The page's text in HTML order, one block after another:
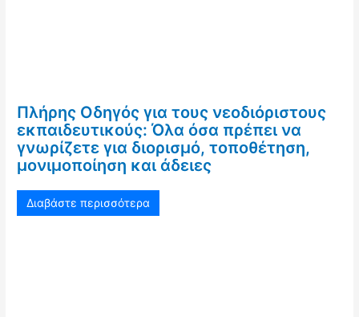
Πλήρης Οδηγός για τους νεοδιόριστους
εκπαιδευτικούς: Όλα όσα πρέπει να
γνωρίζετε για διορισμό, τοποθέτηση,
μονιμοποίηση και άδειες
Διαβάστε περισσότερα